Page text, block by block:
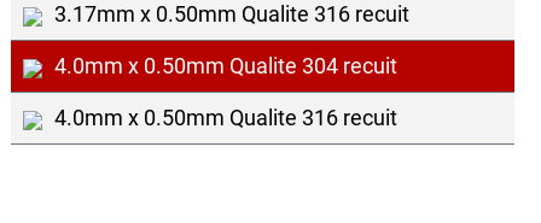
3.17mm x 0.50mm Qualite 316 recuit
4.0mm x 0.50mm Qualite 304 recuit
4.0mm x 0.50mm Qualite 316 recuit